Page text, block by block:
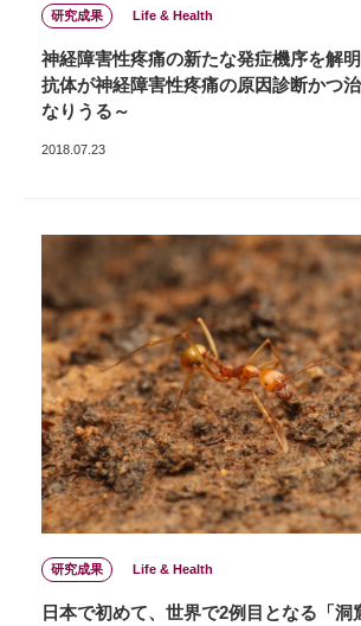
研究成果 Life & Health
神経障害性疼痛の新たな発症機序を解
抗体が神経障害性疼痛の原因診断かつ
なりうる～
2018.07.23
研究成果 Life & Health
日本で初めて、世界で2例目となる「洞